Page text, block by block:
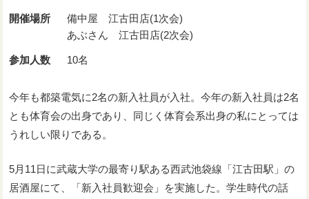
開催場所
備中屋 江古田店(1次会)
あぶさん 江古田店(2次会)
参加人数 10名
今年も都築電気に2名の新入社員が入社。今年の新入社員は2名
とも体育会の出身であり、同じく体育会系出身の私にとっては
うれしい限りである。
5月11日に武蔵大学の最寄り駅ある西武池袋線「江古田駅」の
居酒屋にて、「新入社員歓迎会」を実施した。学生時代の話